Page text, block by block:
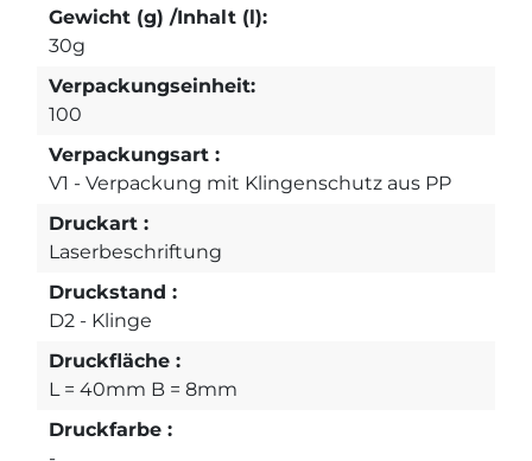
Gewicht (g) /Inhalt (l):
30g
Verpackungseinheit:
100
Verpackungsart :
V1 - Verpackung mit Klingenschutz aus PP
Druckart :
Laserbeschriftung
Druckstand :
D2 - Klinge
Druckfläche :
L = 40mm B = 8mm
Druckfarbe :